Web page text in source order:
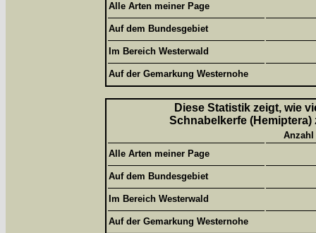
Alle Arten meiner Page
Auf dem Bundesgebiet
Im Bereich Westerwald
Auf der Gemarkung Westernohe
Diese Statistik zeigt, wie
Schnabelkerfe
Alle Arten meiner Page
Auf dem Bundesgebiet
Im Bereich Westerwald
Auf der Gemarkung Westernohe